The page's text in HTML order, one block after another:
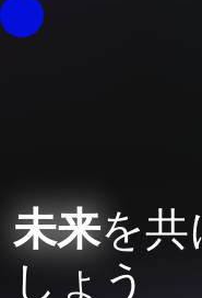
未来を共
しょう